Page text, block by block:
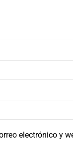
electrónico y